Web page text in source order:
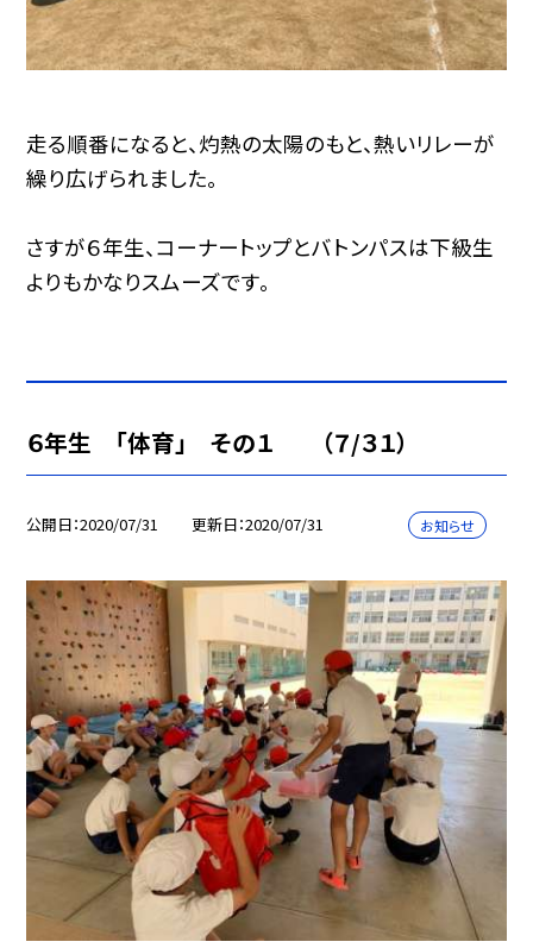
走る順番になると、灼熱の太陽のもと、熱いリレーが
繰り広げられました。
さすが６年生、コーナートップとバトンパスは下級生
よりもかなりスムーズです。
６年生 「体育」 その１ （７/３１）
公開日 2020/07/31 更新日 2020/07/31 お知らせ